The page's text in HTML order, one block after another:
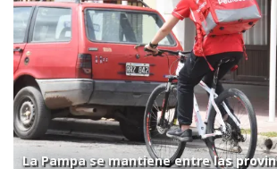
La Pampa se mantiene entre las